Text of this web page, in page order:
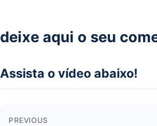
deixe aqui o seu
Assista o vídeo abaixo!
PREVIOUS